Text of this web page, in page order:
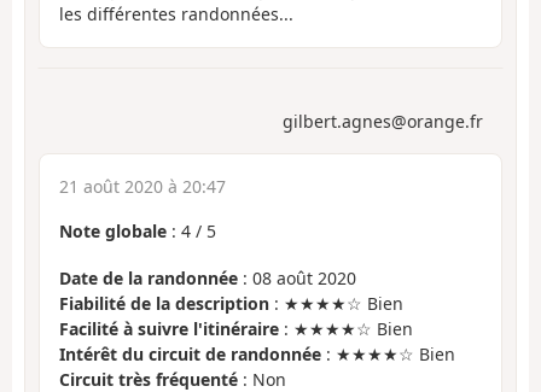
les différentes randonnées...
gilbert.agnes@orange.fr
21 août 2020 à 20:47
Note globale : 4 / 5
Date de la randonnée : 08 août 2020
Fiabilité de la description : ★★★★☆ Bien
Facilité à suivre l'itinéraire : ★★★★☆ Bien
Intérêt du circuit de randonnée : ★★★★☆ Bien
Circuit très fréquenté : Non